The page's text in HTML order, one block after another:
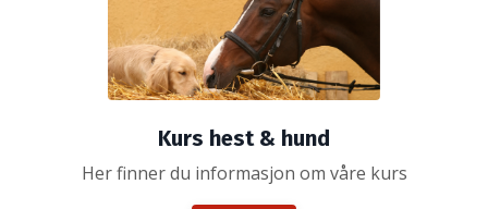
Kurs hest & hund
Her finner du informasjon om våre kurs